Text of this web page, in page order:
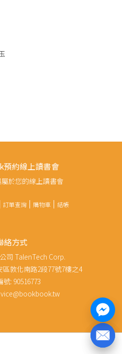
約線上讀書會
於您的線上讀書會
訂單查詢 購物車 結帳
絡方式
司 TalenTech Corp.
區敦化南路2段77號7樓之4
號: 90516773